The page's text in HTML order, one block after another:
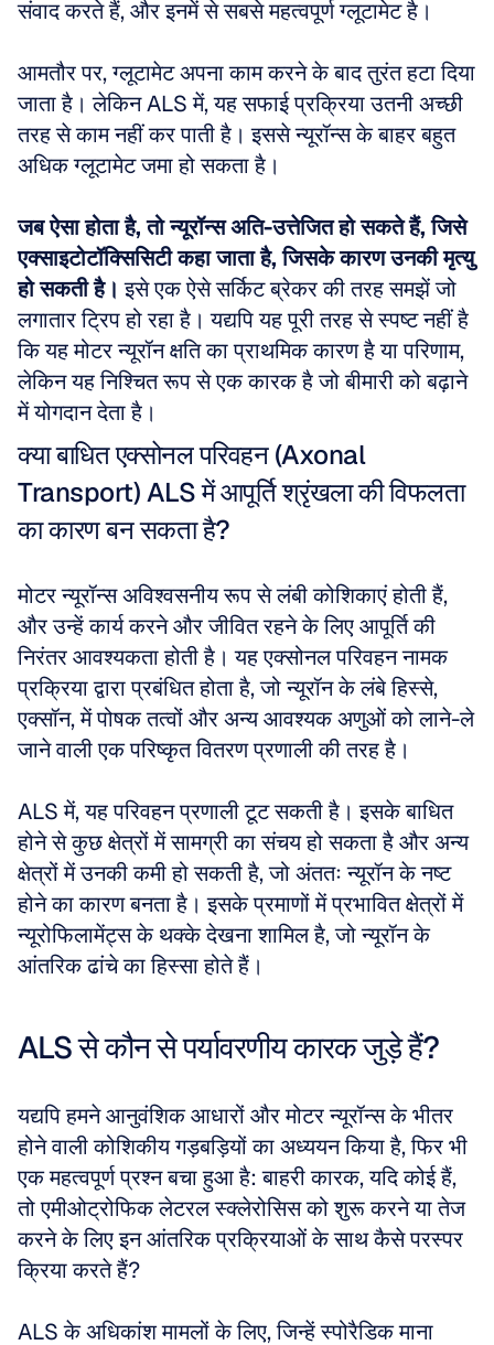
संवाद करते हैं, और इनमें से सबसे महत्वपूर्ण ग्लूटामेट है।
आमतौर पर, ग्लूटामेट अपना काम करने के बाद तुरंत हटा दिया
जाता है। लेकिन ALS में, यह सफाई प्रक्रिया उतनी अच्छी
तरह से काम नहीं कर पाती है। इससे न्यूरॉन्स के बाहर बहुत
अधिक ग्लूटामेट जमा हो सकता है।
जब ऐसा होता है, तो न्यूरॉन्स अति-उत्तेजित हो सकते हैं, जिसे
एक्साइटोटॉक्सिसिटी कहा जाता है, जिसके कारण उनकी मृत्यु
हो सकती है। इसे एक ऐसे सर्किट ब्रेकर की तरह समझें जो
लगातार ट्रिप हो रहा है। यद्यपि यह पूरी तरह से स्पष्ट नहीं है
कि यह मोटर न्यूरॉन क्षति का प्राथमिक कारण है या परिणाम,
लेकिन यह निश्चित रूप से एक कारक है जो बीमारी को बढ़ाने
में योगदान देता है।
क्या बाधित एक्सोनल परिवहन (Axonal
Transport) ALS में आपूर्ति श्रृंखला की विफलता
का कारण बन सकता है?
मोटर न्यूरॉन्स अविश्वसनीय रूप से लंबी कोशिकाएं होती हैं,
और उन्हें कार्य करने और जीवित रहने के लिए आपूर्ति की
निरंतर आवश्यकता होती है। यह एक्सोनल परिवहन नामक
प्रक्रिया द्वारा प्रबंधित होता है, जो न्यूरॉन के लंबे हिस्से,
एक्सॉन, में पोषक तत्वों और अन्य आवश्यक अणुओं को लाने-ले
जाने वाली एक परिष्कृत वितरण प्रणाली की तरह है।
ALS में, यह परिवहन प्रणाली टूट सकती है। इसके बाधित
होने से कुछ क्षेत्रों में सामग्री का संचय हो सकता है और अन्य
क्षेत्रों में उनकी कमी हो सकती है, जो अंततः न्यूरॉन के नष्ट
होने का कारण बनता है। इसके प्रमाणों में प्रभावित क्षेत्रों में
न्यूरोफिलामेंट्स के थक्के देखना शामिल है, जो न्यूरॉन के
आंतरिक ढांचे का हिस्सा होते हैं।
ALS से कौन से पर्यावरणीय कारक जुड़े हैं?
यद्यपि हमने आनुवंशिक आधारों और मोटर न्यूरॉन्स के भीतर
होने वाली कोशिकीय गड़बड़ियों का अध्ययन किया है, फिर भी
एक महत्वपूर्ण प्रश्न बचा हुआ है: बाहरी कारक, यदि कोई हैं,
तो एमीओट्रोफिक लेटरल स्क्लेरोसिस को शुरू करने या तेज
करने के लिए इन आंतरिक प्रक्रियाओं के साथ कैसे परस्पर
क्रिया करते हैं?
ALS के अधिकांश मामलों के लिए, जिन्हें स्पोरैडिक माना